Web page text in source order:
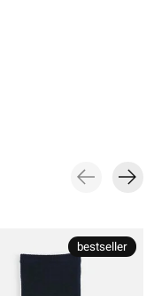
bestseller